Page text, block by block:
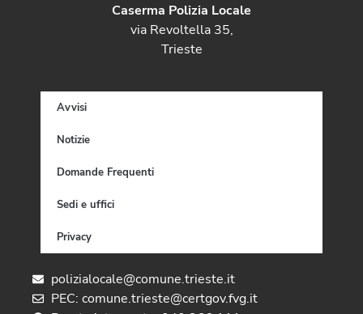
Caserma Polizia Locale
via Revoltella 35,
Trieste
Avvisi
Notizie
Domande Frequenti
Sedi e uffici
Privacy
polizialocale@comune.trieste.it
PEC: comune.trieste@certgov.fvg.it